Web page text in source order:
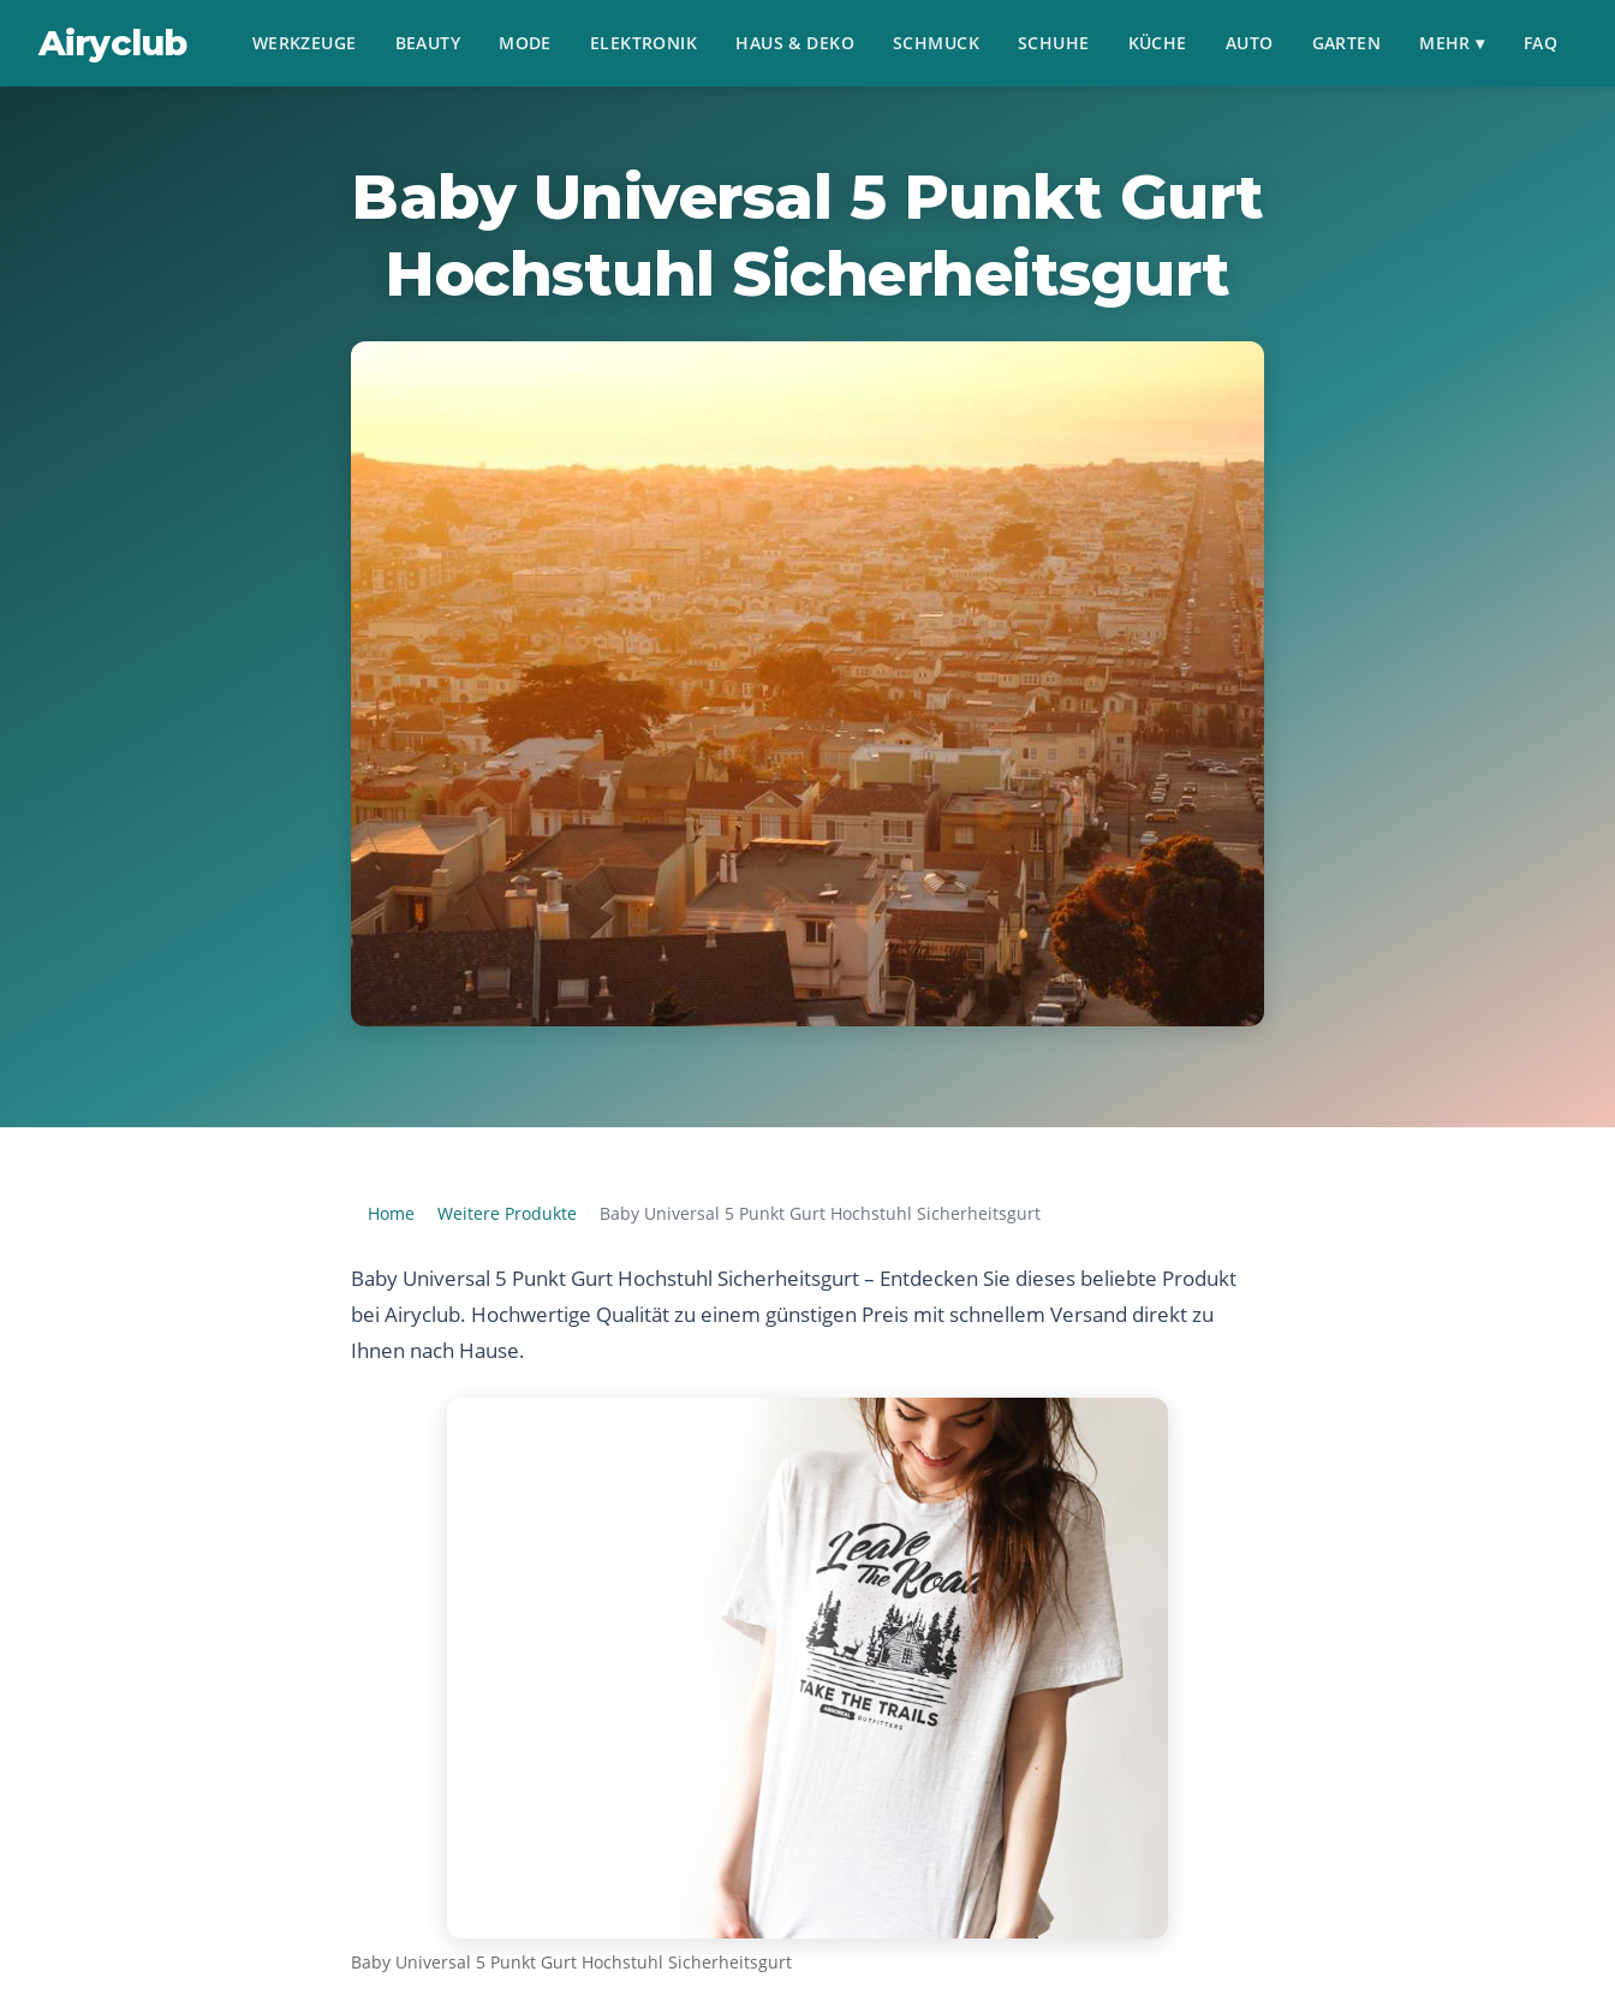
Airyclub WERKZEUGE BEAUTY MODE ELEKTRONIK HAUS & DEKO SCHMUCK SCHUHE KÜCHE AUTO GARTEN MEHR ▾ FAQ
Baby Universal 5 Punkt Gurt
Hochstuhl Sicherheitsgurt
Home Weitere Produkte Baby Universal 5 Punkt Gurt Hochstuhl Sicherheitsgurt
Baby Universal 5 Punkt Gurt Hochstuhl Sicherheitsgurt – Entdecken Sie dieses beliebte Produkt
bei Airyclub. Hochwertige Qualität zu einem günstigen Preis mit schnellem Versand direkt zu
Ihnen nach Hause.
Baby Universal 5 Punkt Gurt Hochstuhl Sicherheitsgurt